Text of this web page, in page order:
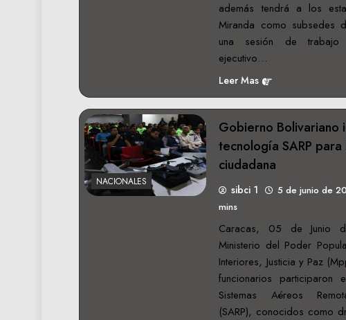
además tendrá a los
Miranda como subsedes
una sesión de
ejecutivo…
Leer Mas
NACIONALES
Gobierno Bolivariano
tecnología SARP
ciudadana
sibci 1 5 de junio de
mins
Caracas, 05 de Junio
Ministerio del Poder
Interiores, Justicia y Paz
funcionarios participaron
Sistemas Aéreos
(SARP), conocidos como